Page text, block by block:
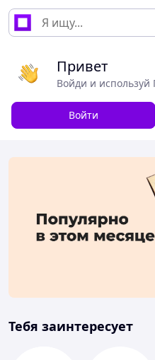
Привет
Войди и
Войти
Тебя заинтересует